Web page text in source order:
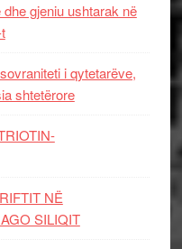
gjeniu ushtarak në
i qytetarëve,
shtetërore
NË
SILIQIT